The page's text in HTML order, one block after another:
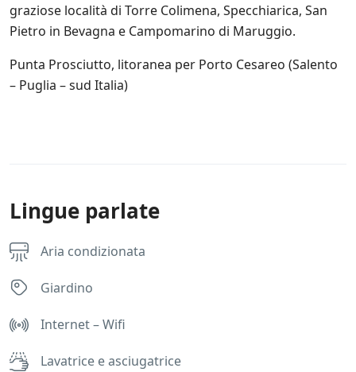
graziose località di Torre Colimena, Specchiarica, San
Pietro in Bevagna e Campomarino di Maruggio.
Punta Prosciutto, litoranea per Porto Cesareo (Salento
– Puglia – sud Italia)
Lingue parlate
Aria condizionata
Giardino
Internet – Wifi
Lavatrice e asciugatrice